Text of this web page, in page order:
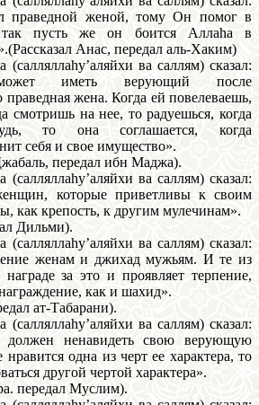
праведной женой, тому Он помог в
так пусть же он боится Аллаhа в
Анас, передал аль-Хаким)
ва саллям) сказал:
иметь верующий после
праведная жена. Когда ей повелеваешь,
смотришь на нее, то радуешься, когда
то она соглашается, когда
себя и свое имущество».
передал ибн Маджа).
ва саллям) сказал:
которые приветливы к своим
как крепость, к другим мулечинам».
Дильми).
ва саллям) сказал:
женам и джихад мужьям. И те из
за это и проявляет терпение,
как и шахид».
ат-Табарани).
ва саллям) сказал:
ненавидеть свою верующую
одна из черт ее характера, то
другой чертой характера».
передал Муслим).